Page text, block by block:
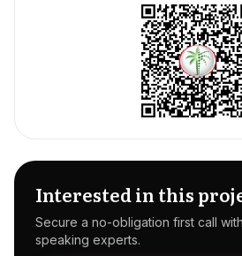
Interested in this
Secure a no-obligation first call
speaking experts.